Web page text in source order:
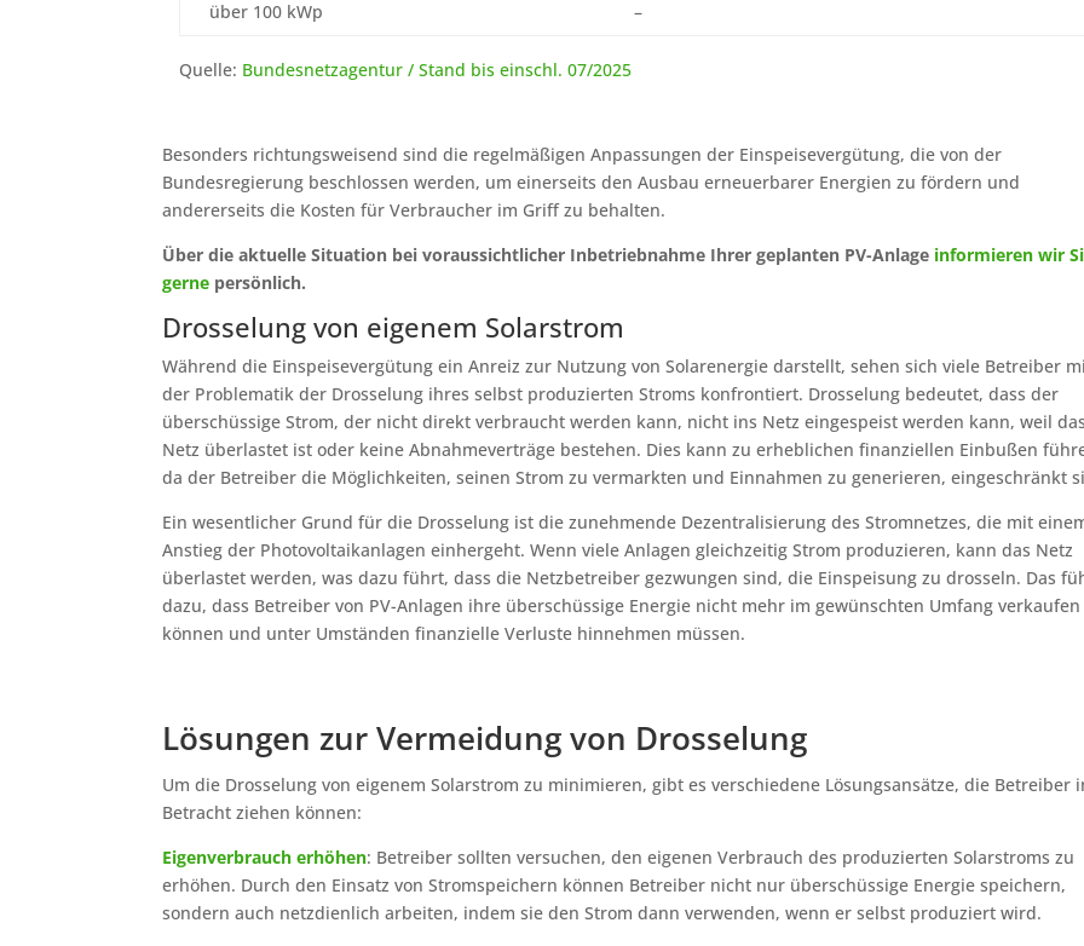
über 100 kWp –
Quelle: Bundesnetzagentur / Stand bis einschl. 07/2025
Besonders richtungsweisend sind die regelmäßigen Anpassungen der Einspeisevergütung, die von der
Bundesregierung beschlossen werden, um einerseits den Ausbau erneuerbarer Energien zu fördern und
andererseits die Kosten für Verbraucher im Griff zu behalten.
Über die aktuelle Situation bei voraussichtlicher Inbetriebnahme Ihrer geplanten PV-Anlage informieren wir
gerne persönlich.
Drosselung von eigenem Solarstrom
Während die Einspeisevergütung ein Anreiz zur Nutzung von Solarenergie darstellt, sehen sich viele Betreiber
der Problematik der Drosselung ihres selbst produzierten Stroms konfrontiert. Drosselung bedeutet, dass der
überschüssige Strom, der nicht direkt verbraucht werden kann, nicht ins Netz eingespeist werden kann, weil
Netz überlastet ist oder keine Abnahmeverträge bestehen. Dies kann zu erheblichen finanziellen Einbußen
da der Betreiber die Möglichkeiten, seinen Strom zu vermarkten und Einnahmen zu generieren, eingeschränkt
Ein wesentlicher Grund für die Drosselung ist die zunehmende Dezentralisierung des Stromnetzes, die mit
Anstieg der Photovoltaikanlagen einhergeht. Wenn viele Anlagen gleichzeitig Strom produzieren, kann das Netz
überlastet werden, was dazu führt, dass die Netzbetreiber gezwungen sind, die Einspeisung zu drosseln. Das
dazu, dass Betreiber von PV-Anlagen ihre überschüssige Energie nicht mehr im gewünschten Umfang verkaufen
können und unter Umständen finanzielle Verluste hinnehmen müssen.
Lösungen zur Vermeidung von Drosselung
Um die Drosselung von eigenem Solarstrom zu minimieren, gibt es verschiedene Lösungsansätze, die Betreiber
Betracht ziehen können:
Eigenverbrauch erhöhen: Betreiber sollten versuchen, den eigenen Verbrauch des produzierten Solarstroms zu
erhöhen. Durch den Einsatz von Stromspeichern können Betreiber nicht nur überschüssige Energie speichern,
sondern auch netzdienlich arbeiten, indem sie den Strom dann verwenden, wenn er selbst produziert wird.